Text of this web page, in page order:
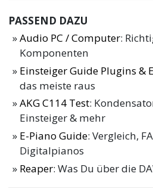
PASSEND DAZU
Audio PC / Computer:
Komponenten
Einsteiger Guide Plugins &
das meiste raus
AKG C114 Test:
Einsteiger & mehr
E-Piano Guide: Vergleich,
Digitalpianos
Reaper: Was Du über die